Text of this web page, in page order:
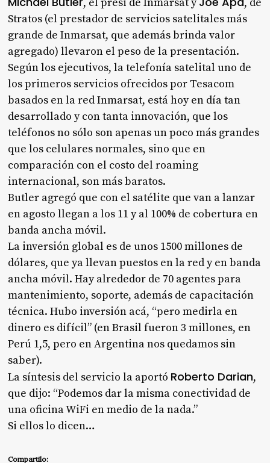
Stratos (el prestador de servicios satelitales más
grande de Inmarsat, que además brinda valor
agregado) llevaron el peso de la presentación.
Según los ejecutivos, la telefonía satelital uno de
los primeros servicios ofrecidos por Tesacom
basados en la red Inmarsat, está hoy en día tan
desarrollado y con tanta innovación, que los
teléfonos no sólo son apenas un poco más grandes
que los celulares normales, sino que en
comparación con el costo del roaming
internacional, son más baratos.
Butler agregó que con el satélite que van a lanzar
en agosto llegan a los 11 y al 100% de cobertura en
banda ancha móvil.
La inversión global es de unos 1500 millones de
dólares, que ya llevan puestos en la red y en banda
ancha móvil. Hay alrededor de 70 agentes para
mantenimiento, soporte, además de capacitación
técnica. Hubo inversión acá, “pero medirla en
dinero es difícil” (en Brasil fueron 3 millones, en
Perú 1,5, pero en Argentina nos quedamos sin
saber).
La síntesis del servicio la aportó Roberto Darian,
que dijo: “Podemos dar la misma conectividad de
una oficina WiFi en medio de la nada.”
Si ellos lo dicen…
Compartilo: